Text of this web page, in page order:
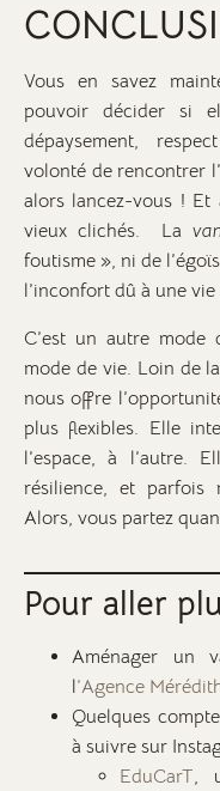
Vous en savez
pouvoir décider si
dépaysement,
volonté de rencontrer
alors lancez-vous ! Et
vieux clichés. La
foutisme », ni de
l’inconfort dû à une vie
C’est un autre
mode de vie. Loin de
nous offre
plus flexibles. Elle
l’espace, à l’autre.
résilience, et parfois
Alors, vous partez
Pour aller
Aménager un
l’Agence
Quelques
à suivre sur
EduCarT,